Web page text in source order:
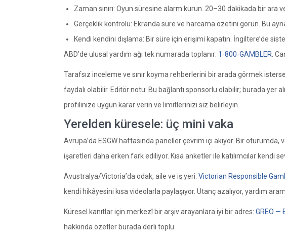
Zaman sınırı: Oyun süresine alarm kurun. 20–30 dakikada bir ara
Gerçeklik kontrolü: Ekranda süre ve harcama özetini görün. Bu
Kendi kendini dışlama: Bir süre için erişimi kapatın. İngiltere’de
ABD’de ulusal yardım ağı tek numarada toplanır: 1‑800‑GAMBLER .
Tarafsız inceleme ve sınır koyma rehberlerini bir arada görmek
faydalı olabilir. Editör notu: Bu bağlantı sponsorlu olabilir; burada
profilinize uygun karar verin ve limitlerinizi siz belirleyin.
Yerelden küresele: üç mini vaka
Avrupa’da ESGW haftasında paneller çevrim içi akıyor. Bir oturumda,
işaretleri daha erken fark ediliyor. Kısa anketler ile katılımcılar kendi
Avustralya/Victoria’da odak, aile ve iş yeri. Victorian Responsible
kendi hikâyesini kısa videolarla paylaşıyor. Utanç azalıyor, yardım
Küresel kanıtlar için merkezî bir arşiv arayanlara iyi bir adres: GREO —
hakkında özetler burada derli toplu.